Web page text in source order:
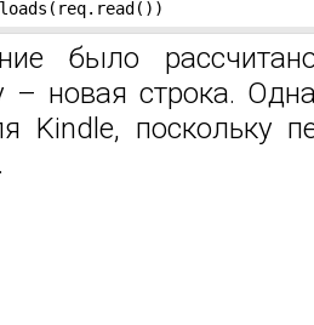
было
новая строка.
Kindle, поскольку